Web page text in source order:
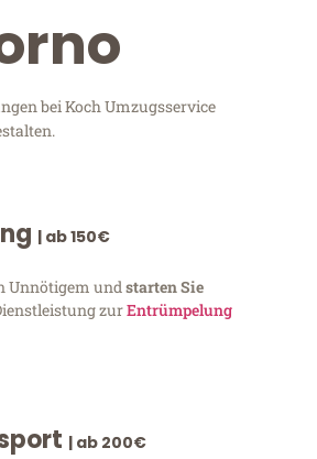
bei Koch Umzugsservice
| ab 150€
Unnötigem und starten Sie
zurEntrümpelung
| ab 200€